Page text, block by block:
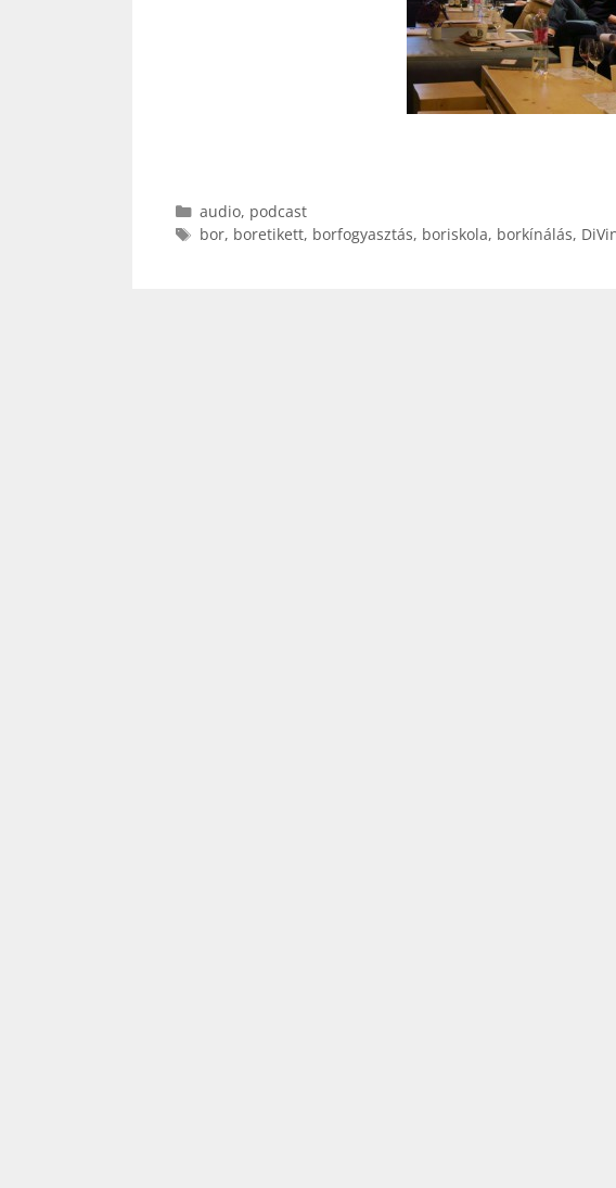
Kategória
audio, podcast
Címkék
bor, boretikett, borfogyasztás, boriskola, borkínálás,